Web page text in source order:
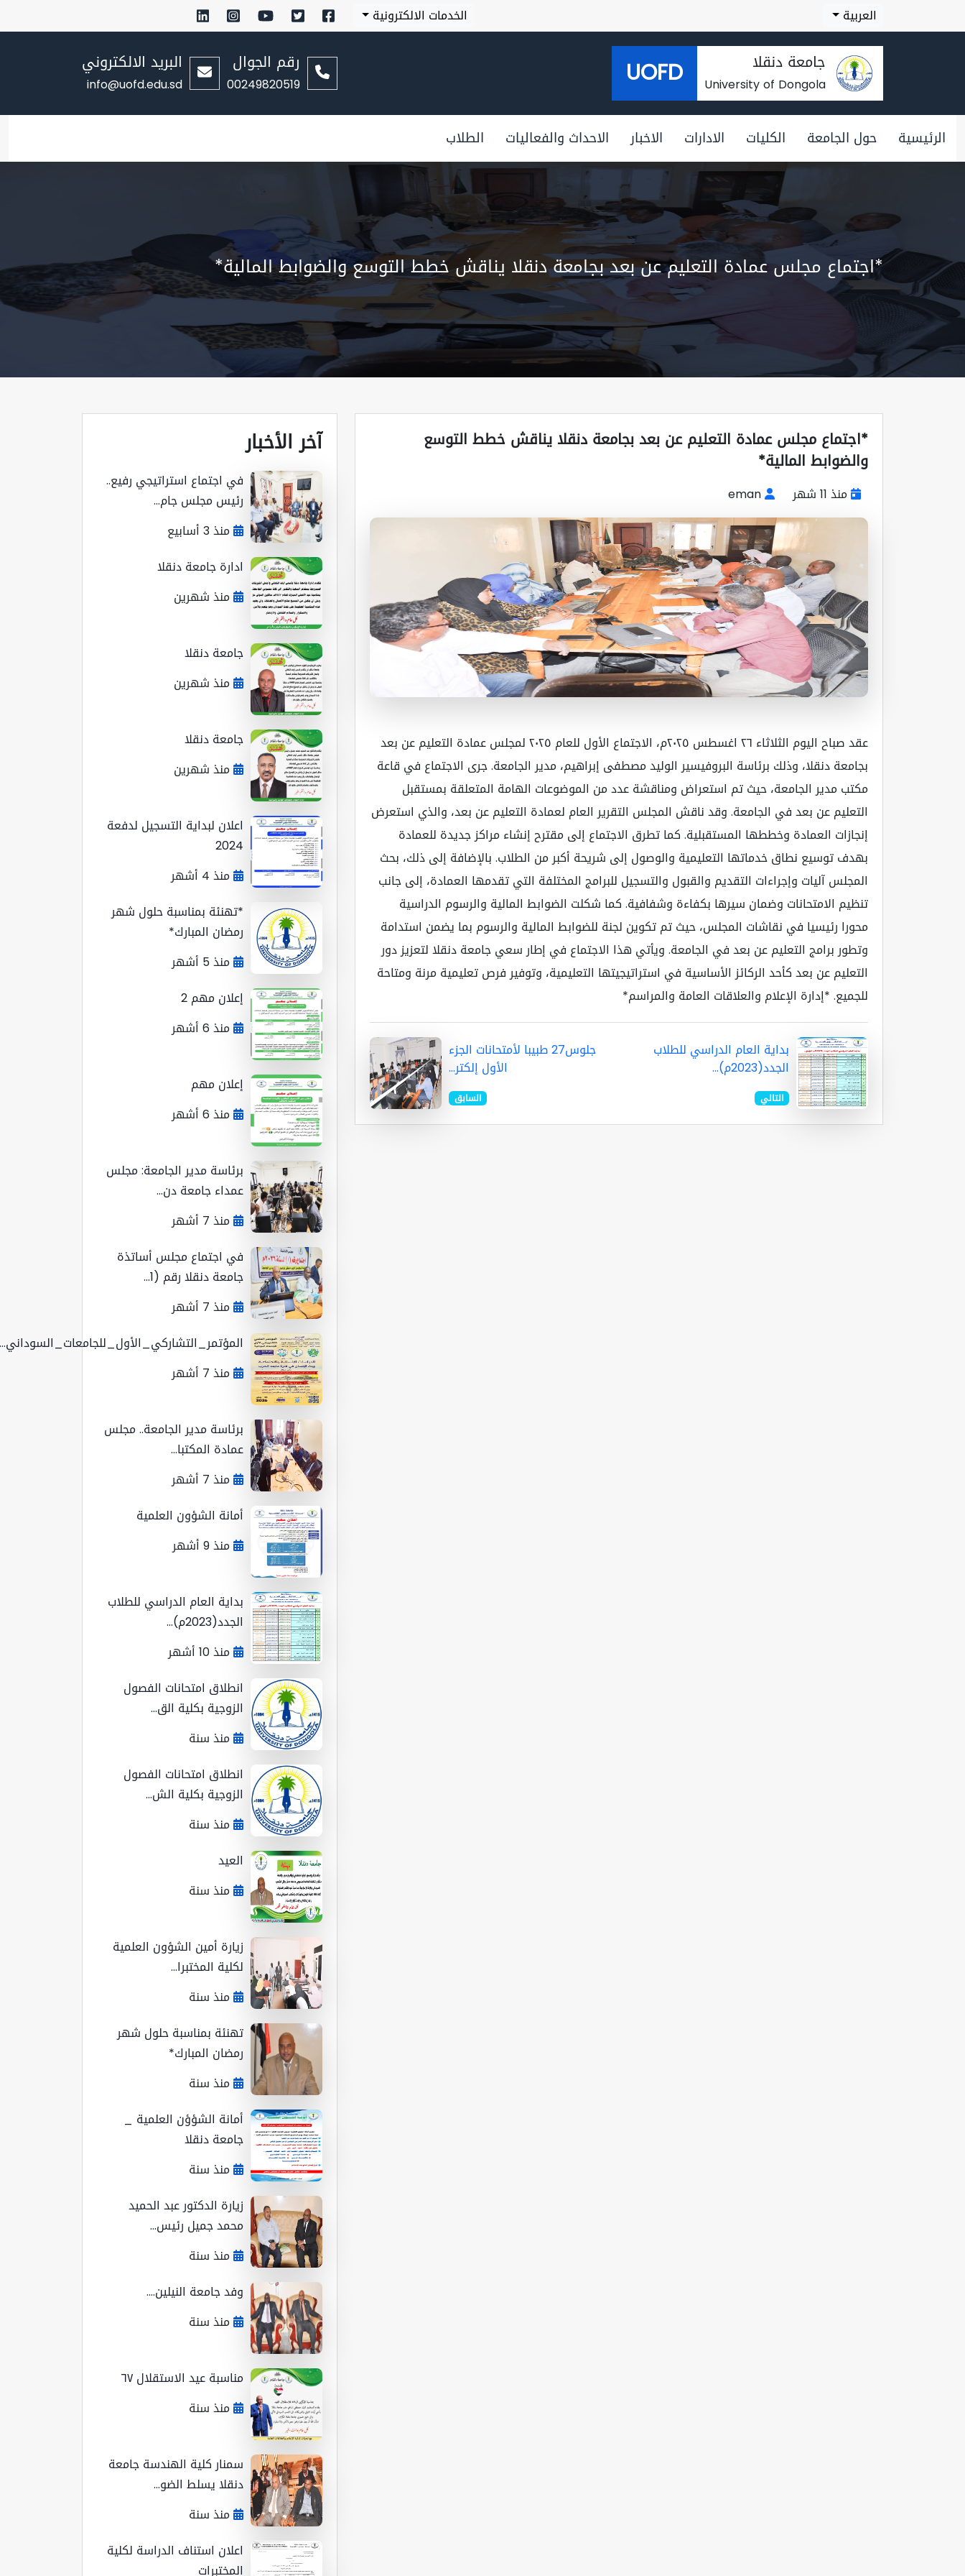
العربية الخدمات الالكترونية
جامعة دنقلا
University of Dongola
UOFD رقم الجوال
00249820519
البريد الالكتروني
info@uofd.edu.sd
الرئيسية حول الجامعة الكليات الادارات الاخبار الاحداث والفعاليات الطلاب
*اجتماع مجلس عمادة التعليم عن بعد بجامعة دنقلا يناقش خطط التوسع والضوابط المالية*
*اجتماع مجلس عمادة التعليم عن بعد بجامعة دنقلا يناقش خطط التوسع
والضوابط المالية*
منذ 11 شهر
عقد صباح اليوم الثلاثاء ٢٦ اغسطس ٢٠٢٥م، الاجتماع الأول للعام ٢٠٢٥ لمجلس عمادة التعليم عن بعد
بجامعة دنقلا، وذلك برئاسة البروفيسير الوليد مصطفى إبراهيم، مدير الجامعة. جرى الاجتماع في قاعة
مكتب مدير الجامعة، حيث تم استعراض ومناقشة عدد من الموضوعات الهامة المتعلقة بمستقبل
التعليم عن بعد في الجامعة. وقد ناقش المجلس التقرير العام لعمادة التعليم عن بعد، والذي استعرض
إنجازات العمادة وخططها المستقبلية. كما تطرق الاجتماع إلى مقترح إنشاء مراكز جديدة للعمادة
بهدف توسيع نطاق خدماتها التعليمية والوصول إلى شريحة أكبر من الطلاب. بالإضافة إلى ذلك، بحث
المجلس آليات وإجراءات التقديم والقبول والتسجيل للبرامج المختلفة التي تقدمها العمادة، إلى جانب
تنظيم الامتحانات وضمان سيرها بكفاءة وشفافية. كما شكلت الضوابط المالية والرسوم الدراسية
محورا رئيسيا في نقاشات المجلس، حيث تم تكوين لجنة للضوابط المالية والرسوم بما يضمن استدامة
وتطور برامج التعليم عن بعد في الجامعة. ويأتي هذا الاجتماع في إطار سعي جامعة دنقلا لتعزيز دور
التعليم عن بعد كأحد الركائز الأساسية في استراتيجيتها التعليمية، وتوفير فرص تعليمية مرنة ومتاحة
للجميع. *إدارة الإعلام والعلاقات العامة والمراسم*
بداية العام الدراسي للطلاب
الجدد(2023م)...
التالي
جلوس27 طبيبا لأمتحانات الجزء
الأول إلكتر...
السابق
آخر الأخبار
في اجتماع استراتيجي رفيع..
رئيس مجلس جام...
منذ 3 أسابيع
ادارة جامعة دنقلا
منذ شهرين
جامعة دنقلا
منذ شهرين
جامعة دنقلا
منذ شهرين
اعلان لبداية التسجيل لدفعة
2024
منذ 4 أشهر
*تهنئة بمناسبة حلول شهر
رمضان المبارك*
منذ 5 أشهر
إعلان مهم 2
منذ 6 أشهر
إعلان مهم
منذ 6 أشهر
برئاسة مدير الجامعة: مجلس
عمداء جامعة دن...
منذ 7 أشهر
في اجتماع مجلس أساتذة
جامعة دنقلا رقم (1...
منذ 7 أشهر
المؤتمر_التشاركي_الأول_للجامعات_السوداني...
منذ 7 أشهر
برئاسة مدير الجامعة.. مجلس
عمادة المكتبا...
منذ 7 أشهر
أمانة الشؤون العلمية
منذ 9 أشهر
بداية العام الدراسي للطلاب
الجدد(2023م)...
منذ 10 أشهر
انطلاق امتحانات الفصول
الزوجية بكلية الق...
منذ سنة
انطلاق امتحانات الفصول
الزوجية بكلية الش...
منذ سنة
العيد
منذ سنة
زيارة أمين الشؤون العلمية
لكلية المختبرا...
منذ سنة
تهنئة بمناسبة حلول شهر
رمضان المبارك*
منذ سنة
أمانة الشؤؤن العلمية _
جامعة دنقلا
منذ سنة
زيارة الدكتور عبد الحميد
محمد جميل رئيس...
منذ سنة
وفد جامعة النيلين....
منذ سنة
مناسبة عيد الاستقلال ٦٧
منذ سنة
سمنار كلية الهندسة جامعة
دنقلا يسلط الضو...
منذ سنة
اعلان استناف الدراسة لكلية
المختبرات